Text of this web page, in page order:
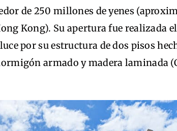
de 250 millones de yenes
Kong). Su apertura fue realizada
por su estructura de dos pisos
armado y madera laminada